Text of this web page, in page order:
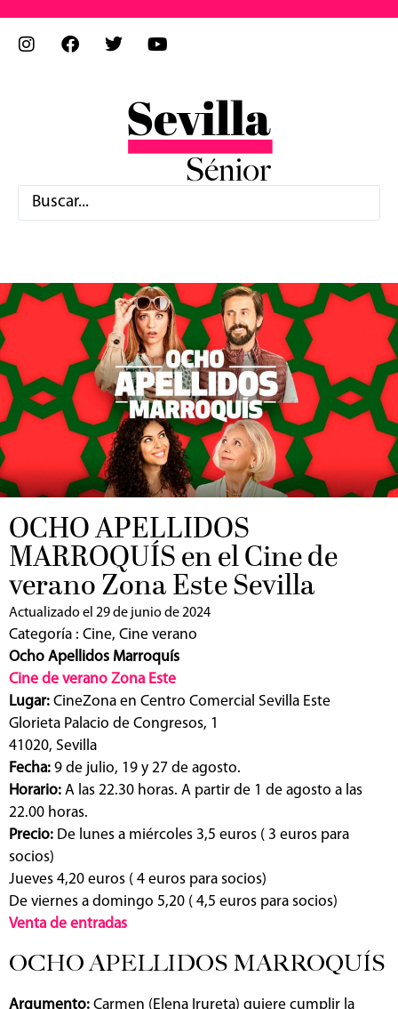
OCHO APELLIDOS
MARROQUÍS en el Cine de
verano Zona Este Sevilla
Actualizado el 29 de junio de 2024
Categoría : Cine, Cine verano
Ocho Apellidos Marroquís
Cine de verano Zona Este
Lugar: CineZona en Centro Comercial Sevilla Este
Glorieta Palacio de Congresos, 1
41020, Sevilla
Fecha: 9 de julio, 19 y 27 de agosto.
Horario: A las 22.30 horas. A partir de 1 de agosto a las
22.00 horas.
Precio: De lunes a miércoles 3,5 euros ( 3 euros para
socios)
Jueves 4,20 euros ( 4 euros para socios)
De viernes a domingo 5,20 ( 4,5 euros para socios)
Venta de entradas
OCHO APELLIDOS MARROQUÍS
Argumento: Carmen (Elena Irureta) quiere cumplir la